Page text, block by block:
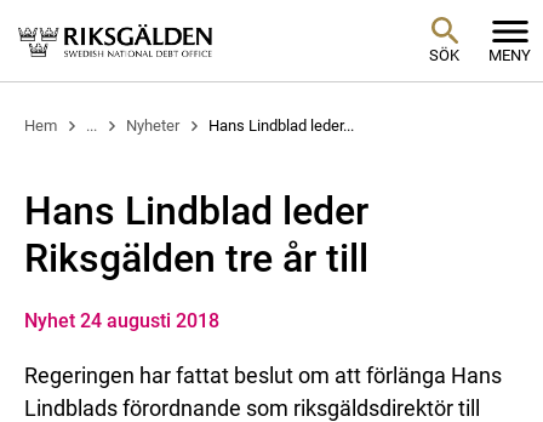
SÖK MENY
Hem ... Nyheter Hans Lindblad leder...
Hans Lindblad leder
Riksgälden tre år till
Nyhet 24 augusti 2018
Regeringen har fattat beslut om att förlänga Hans
Lindblads förordnande som riksgäldsdirektör till